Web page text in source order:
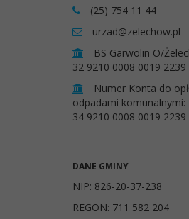
(25) 754 11 44
urzad@zelechow.pl
BS Garwolin O/
32 9210 0008 0019
Numer Konta do
odpadami komunalnymi:
34 9210 0008 0019
DANE GMINY
NIP: 826-20-37-238
REGON: 711 582 204